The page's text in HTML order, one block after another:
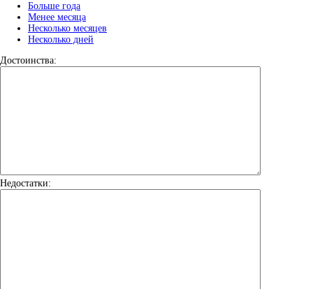
Больше года
Менее месяца
Несколько месяцев
Несколько дней
Достоинства:
Недостатки: